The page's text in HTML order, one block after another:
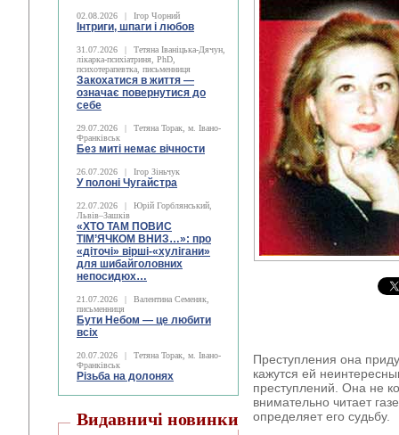
02.08.2026 | Ігор Чорний
Інтриги, шпаги і любов
31.07.2026 |
Тетяна Іваніцька-Дячун,
лікарка-психіатриня, PhD,
психотерапевтка, письменниця
Закохатися в життя —
означає повернутися до
себе
29.07.2026 |
Тетяна Торак, м. Івано-
Франківськ
Без миті немає вічности
26.07.2026 | Ігор Зіньчук
У полоні Чугайстра
22.07.2026 |
Юрій Горблянський,
Львів–Зашків
«ХТО ТАМ ПОВИС
ТІМ’ЯЧКОМ ВНИЗ…»: про
«діточі» вірші-«хулігани»
для шибайголовних
непосидюх…
21.07.2026 |
Валентина Семеняк,
письменниця
Бути Небом ― це любити
всіх
20.07.2026 |
Тетяна Торак, м. Івано-
Франківськ
Різьба на долонях
Видавничі новинки
Преступления она
кажутся ей
преступлений. Она не
внимательно читает
определяет его судьбу.